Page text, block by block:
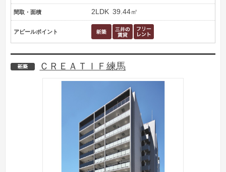
間取・面積 2LDK 39.44㎡
アピールポイント
新築
ＣＲＥＡＴＩＦ練馬